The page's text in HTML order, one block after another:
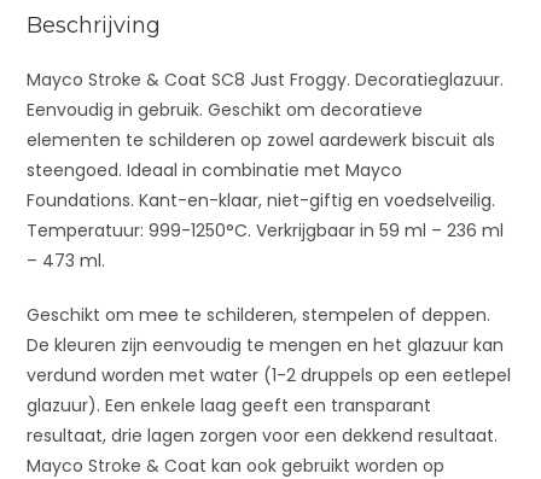
:Beschrijving
Mayco Stroke & Coat SC8 Just Froggy. Decoratieglazuur.
Eenvoudig in gebruik. Geschikt om decoratieve
elementen te schilderen op zowel aardewerk biscuit als
steengoed. Ideaal in combinatie met Mayco
Foundations. Kant-en-klaar, niet-giftig en voedselveilig.
Temperatuur: 999-1250°C. Verkrijgbaar in 59 ml – 236 ml
– 473 ml.
Geschikt om mee te schilderen, stempelen of deppen.
De kleuren zijn eenvoudig te mengen en het glazuur kan
verdund worden met water (1-2 druppels op een eetlepel
glazuur). Een enkele laag geeft een transparant
resultaat, drie lagen zorgen voor een dekkend resultaat.
Mayco Stroke & Coat kan ook gebruikt worden op